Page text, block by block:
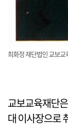
최화정 재단법인 교보
교보교육재단
대 이사장으로